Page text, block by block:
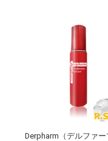
Derpharm（デルファー